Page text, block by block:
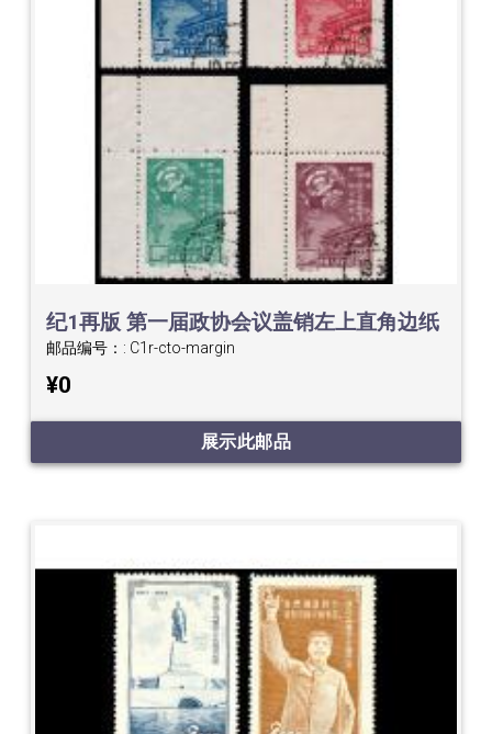
纪1再版 第一届政协会议盖销左上直角边纸
邮品编号：: C1r-cto-margin
¥0
展示此邮品